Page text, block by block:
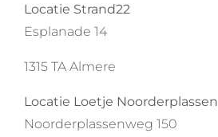
Locatie Strand22
Esplanade 14
1315 TA Almere
Locatie Loetje Noorderplassen
Noorderplassenweg 150